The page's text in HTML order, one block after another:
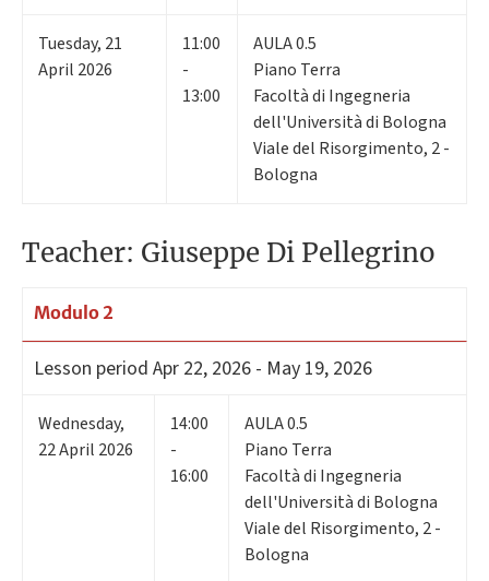
Tuesday, 21
April 2026
11:00
-
13:00
AULA 0.5
Piano Terra
Facoltà di Ingegneria
dell'Università di Bologna
Viale del Risorgimento, 2 -
Bologna
Teacher: Giuseppe Di Pellegrino
Modulo 2
Lesson period Apr 22, 2026 - May 19, 2026
Wednesday,
22April 2026
14:00
-
16:00
AULA 0.5
Piano Terra
Facoltà di Ingegneria
dell'Università di Bologna
Viale del Risorgimento, 2 -
Bologna